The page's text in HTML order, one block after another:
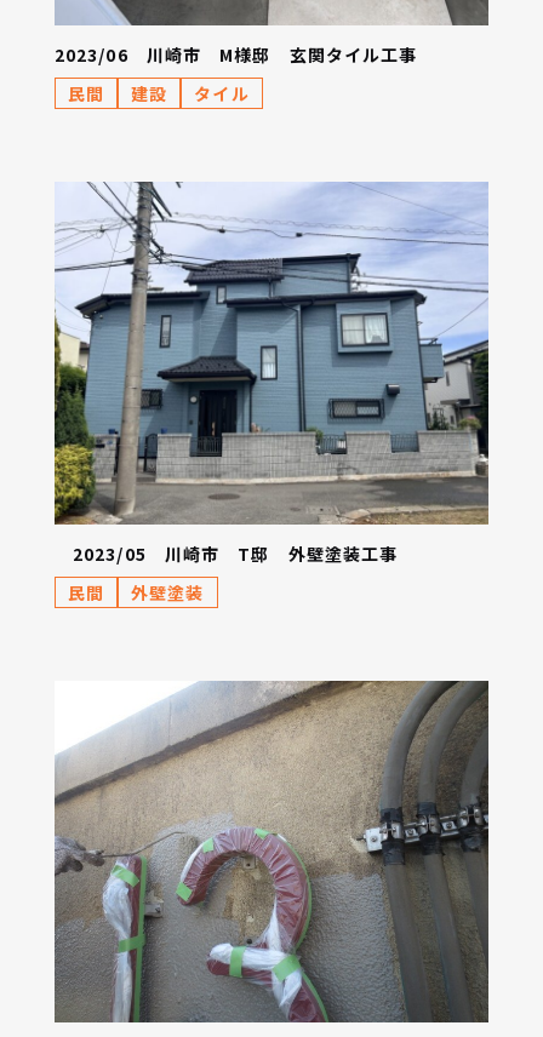
2023/06 川崎市 M様邸 玄関タイル工事
民間
建設 タイル
2023/05 川崎市 T邸 外壁塗装工事
民間
外壁塗装